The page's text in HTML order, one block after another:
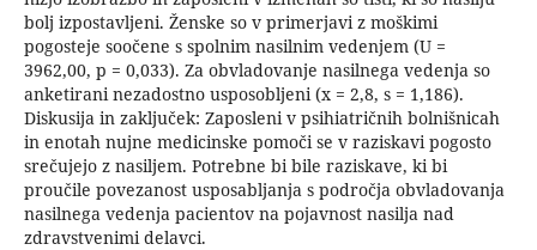
bolj izpostavljeni. Ženske so v primerjavi z moškimi
pogosteje soočene s spolnim nasilnim vedenjem (U =
3962,00, p = 0,033). Za obvladovanje nasilnega vedenja so
anketirani nezadostno usposobljeni (x = 2,8, s = 1,186).
Diskusija in zaključek: Zaposleni v psihiatričnih bolnišnicah
in enotah nujne medicinske pomoči se v raziskavi pogosto
srečujejo z nasiljem. Potrebne bi bile raziskave, ki bi
proučile povezanost usposabljanja s področja obvladovanja
nasilnega vedenja pacientov na pojavnost nasilja nad
zdravstvenimi delavci.